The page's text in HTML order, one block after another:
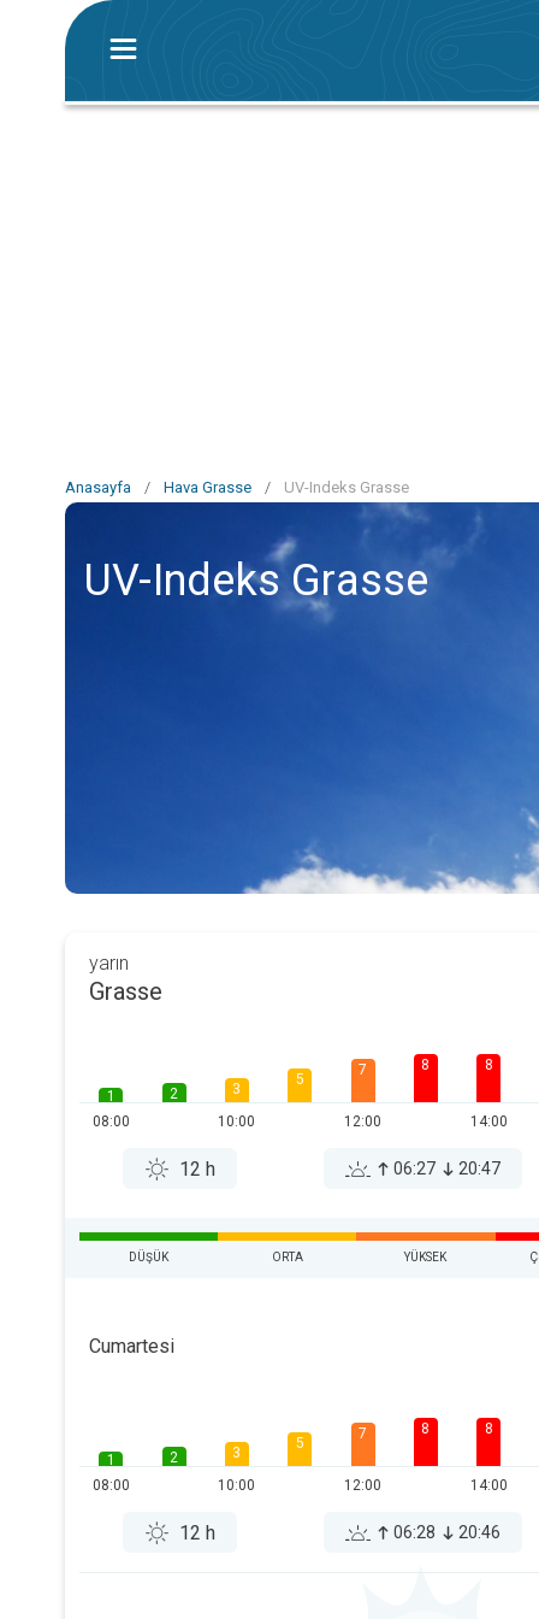
Anasayfa / Hava Grasse / UV-Indeks Grasse
UV-Indeks Grasse
yarın
Grasse
1
08:00
2
3
10:00
5
7
12:00
8 8
14:00
12 h 06:27 20:47
DÜŞÜK ORTA YÜKSEK
Cumartesi
1
08:00
2
3
10:00
5
7
12:00
8 8
14:00
12 h 06:28 20:46